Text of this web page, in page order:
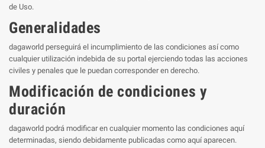
de Uso.
Generalidades
dagaworld perseguirá el incumplimiento de las condiciones así como
cualquier utilización indebida de su portal ejerciendo todas las acciones
civiles y penales que le puedan corresponder en derecho.
Modificación de condiciones y
duración
dagaworld podrá modificar en cualquier momento las condiciones aquí
determinadas, siendo debidamente publicadas como aquí aparecen.